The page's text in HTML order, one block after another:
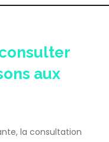
aux
la consultation